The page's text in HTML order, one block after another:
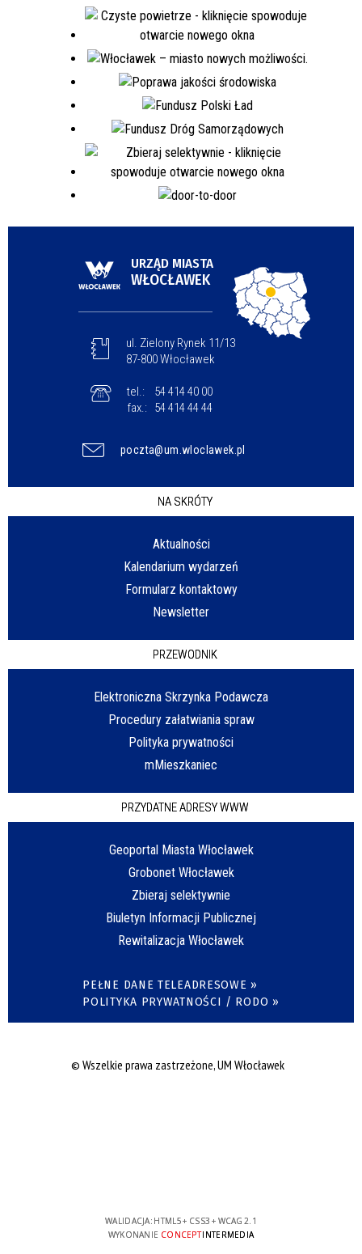
URZĄD MIASTA
WŁOCŁAWEK
ul. Zielony Rynek 11/13
87-800 Włocławek
tel.:
54 414 40 00
fax.:
54 414 44 44
poczta@um.wloclawek.pl
NA SKRÓTY
Aktualności
Kalendarium wydarzeń
Formularz kontaktowy
Newsletter
PRZEWODNIK
Elektroniczna Skrzynka Podawcza
Procedury załatwiania spraw
Polityka prywatności
mMieszkaniec
PRZYDATNE ADRESY WWW
Geoportal Miasta Włocławek
Grobonet Włocławek
Zbieraj selektywnie
Biuletyn Informacji Publicznej
Rewitalizacja Włocławek
PEŁNE DANE TELEADRESOWE »
POLITYKA PRYWATNOŚCI / RODO »
© Wszelkie prawa zastrzeżone, UM Włocławek
WALIDACJA: HTML5+ CSS3 + WCAG 2.1
WYKONANIE CONCEPTINTERMEDIA